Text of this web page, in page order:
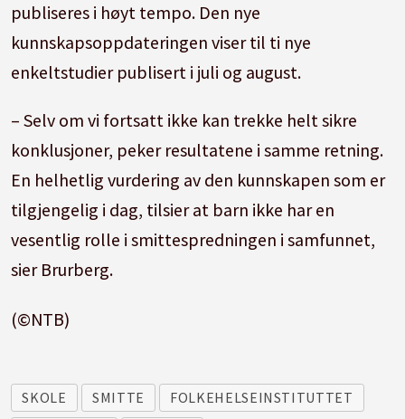
publiseres i høyt tempo. Den nye
kunnskapsoppdateringen viser til ti nye
enkeltstudier publisert i juli og august.
– Selv om vi fortsatt ikke kan trekke helt sikre
konklusjoner, peker resultatene i samme retning.
En helhetlig vurdering av den kunnskapen som er
tilgjengelig i dag, tilsier at barn ikke har en
vesentlig rolle i smittespredningen i samfunnet,
sier Brurberg.
(©NTB)
SKOLE SMITTE
FOLKEHELSEINSTITUTTET